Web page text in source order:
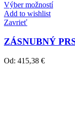
Výber možností
Add to wishlist
Zavrieť
ZÁSNUBNÝ
Od: 415,38 €